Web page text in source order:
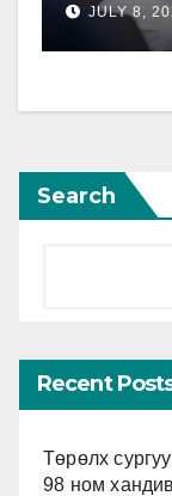
JULY 8,
Search
Recent
Төрөлх
98 ном